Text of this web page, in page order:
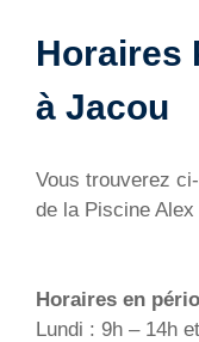
Horaires
à Jacou
Vous trouverez
de la Piscine
Horaires en
Lundi : 9h – 14h